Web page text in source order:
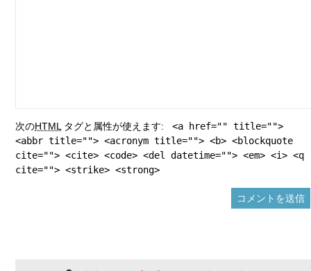
次のHTML タグと属性が使えます:
<a href="" title="">
<abbr title=""> <acronym title=""> <b> <blockquote
cite=""> <cite> <code> <del datetime=""> <em> <i> <q
cite=""> <strike> <strong>